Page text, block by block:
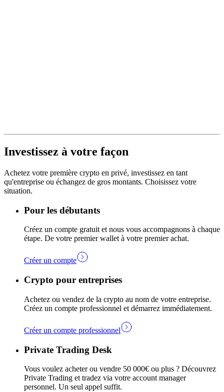
Investissez à votre façon
Achetez votre première crypto en privé, investissez en tant
qu'entreprise ou échangez de gros montants. Choisissez votre
situation.
Pour les débutants
Créez un compte gratuit et nous vous accompagnons à chaque
étape. De votre premier wallet à votre premier achat.
Créer un compte
Crypto pour entreprises
Achetez ou vendez de la crypto au nom de votre entreprise.
Créez un compte professionnel et démarrez immédiatement.
Créer un compte professionnel
Private Trading Desk
Vous voulez acheter ou vendre 50 000€ ou plus ? Découvrez
Private Trading et tradez via votre account manager
personnel. Un seul appel suffit.